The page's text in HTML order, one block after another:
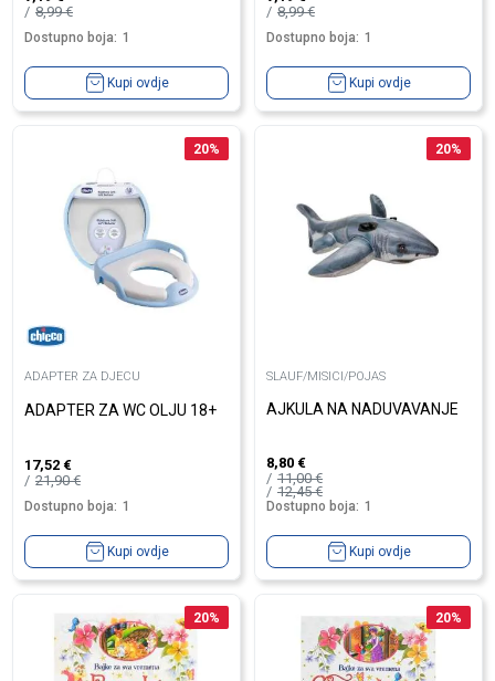
8,99€
Dostupno boja: 1
Kupi ovdje
8,99€
Dostupno boja: 1
Kupi ovdje
20%
ADAPTER ZA DJECU
ADAPTER ZA WC OLJU 18+
17,52 €
21,90€
Dostupno boja: 1
Kupi ovdje
20%
SLAUF/MISICI/POJAS
AJKULA NA NADUVAVANJE
8,80 €
11,00€
12,45€
Dostupno boja: 1
Kupi ovdje
20% 20%